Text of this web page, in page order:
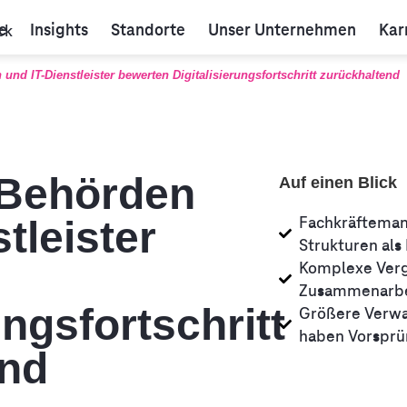
Insights Standorte Unser Unternehmen
und IT-Dienstleister bewerten Digitalisierungsfortschritt zurückhaltend
Auf einen Blick
Strukturen als
Komplexe
Größere
haben